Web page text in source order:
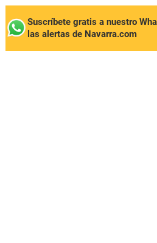
Suscríbete gratis a nuestro
las alertas de Navarra.com